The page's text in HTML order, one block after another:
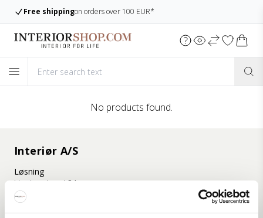
Free shippingon orders over 100 EUR*
No products found.
Interiør A/S
Løsning
Hoejmarksvej 34
DK-8723 Løsning
(Google Maps)